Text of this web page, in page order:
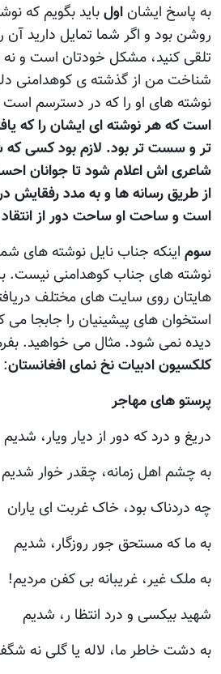
به پاسخ ايشان اولبايد بگويم که
روشن بود و اگر شما تمايل داريد آن
تلقی کنيد، مشکل خودتان است و
شناخت من از گذشته ی کوهدامنی
نوشته های او را که در دسترسم است
است که هر نوشته ای ايشان را که
تر و سست تر بود. لازم بود کسی که
شاعری اش اعلام شود تا جوانان
از طريق رسانه ها و به مدد رفقايش
است و ساحت او ساحت دور از
سوم اينکه جناب نايل نوشته های
نوشته های جناب کوهدامنی نيست.
هايتان روی سايت های مختلف
استخوان های پيشينيان را جابجا می
ديده نمی شود. مثال می خواهيد.
کلکسيون ادبيات نخ نمای افغانستان:
پرستو های مهاجر
دریغ و درد که دور از دیار ویار، شدیم
به چشم اهل زمانه، چقدر خوار شدیم
چه دردناک بود، خاک غربت ای یاران
به ما که مستحق جور روزگار، شدیم
به ملک غیر، غریبانه بی کفن مردیم!
شهید بیکسی و درد انتظا ر، شدیم
به دشت خاطر ما، لاله یا گلی نه